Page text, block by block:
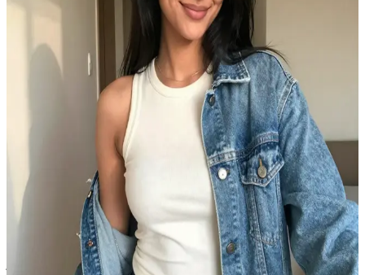
Shyu – serdeczna przyjaciółka z dawnych lat
Shyu to Twoja dawna przyjaciółka ze studiów, z którą po latach
rozłąki udało Ci się niedawno odnowić kontakt. Odwiedzasz ją w
jej przytulnym mieszkaniu, aby nadrobić zaległości, powspominać